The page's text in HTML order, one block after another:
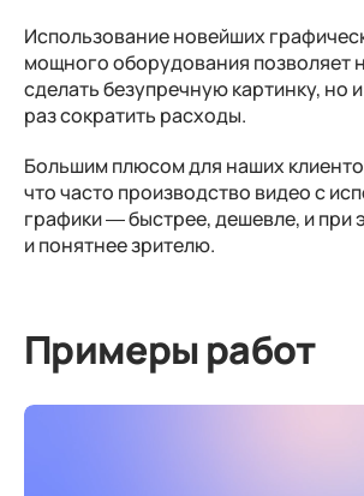
Использование новейших
мощного оборудования позволяет
сделать безупречную картинку, но
раз сократить расходы.
Большим плюсом для наших
что часто производство видео с
графики — быстрее, дешевле, и при
и понятнее зрителю.
Примеры работ